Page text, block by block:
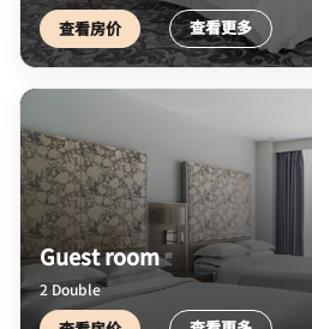
查看房价 查看更多
Guest room
2 Double